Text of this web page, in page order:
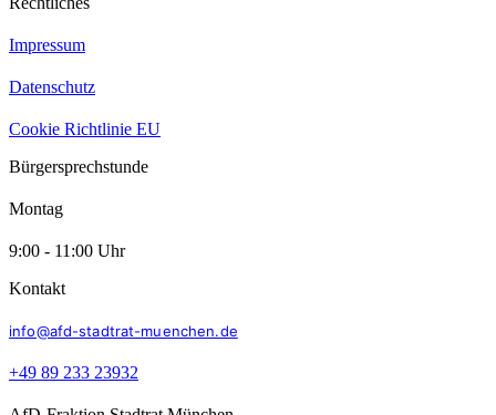
Impressum
Datenschutz
Cookie Richtlinie EU
Bürgersprechstunde
Montag
9:00 - 11:00 Uhr
Kontakt
info@afd-stadtrat-muenchen.de
+49 89 233 23932